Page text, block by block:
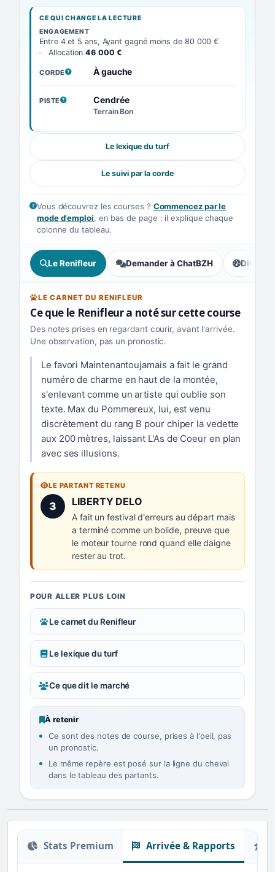
CE QUI CHANGE LA LECTURE
ENGAGEMENT
Entre 4 et 5 ans, Ayant gagné moins de 80 000 €
Allocation46 000 €
CORDE
, VOIR LA DÉFINITION
À gauche
PISTE
, VOIR LA DÉFINITION
Cendrée
Terrain Bon
Le lexique du turf
Le suivi par la corde
Vous découvrez les courses ? Commencez par le
mode d'emploi, en bas de page : il explique chaque
colonne du tableau.
Le Renifleur Demander à ChatBZH ,
LE CARNET DU RENIFLEUR
Ce que le Renifleur a noté sur cette course
Des notes prises en regardant courir, avant l'arrivée.
Une observation, pas un pronostic.
Le favori Maintenantoujamais a fait le grand
numéro de charme en haut de la montée,
s'enlevant comme un artiste qui oublie son
texte. Max du Pommereux, lui, est venu
discrètement du rang B pour chiper la vedette
aux 200 mètres, laissant L'As de Coeur en plan
avec ses illusions.
LE PARTANT RETENU
3 Numéro 3 :
LIBERTY DELO
A fait un festival d'erreurs au départ mais
a terminé comme un bolide, preuve que
le moteur tourne rond quand elle daigne
rester au trot.
POUR ALLER PLUS LOIN
Le carnet du Renifleur
Le lexique du turf
Ce que dit le marché
À retenir
Ce sont des notes de course, prises à l'oeil, pas
un pronostic.
Le même repère est posé sur la ligne du cheval
dans le tableau des partants.
Stats Premium Arrivée & Rapports